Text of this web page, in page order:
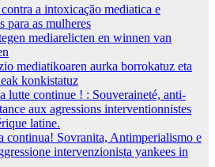
a intoxicação mediatica e
para as mulheres
mediarelicten en winnen van
mediatikoaren aurka borrokatuz eta
konkistatuz
lutte continue ! : Souveraineté, anti-
aux agressions interventionnistes
latine.
continua! Sovranita, Antimperialismo e
intervenzionista yankees in